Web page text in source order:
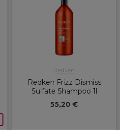
Redken
Redken Frizz Dismiss
Sulfate Shampoo 1l
55,20 €